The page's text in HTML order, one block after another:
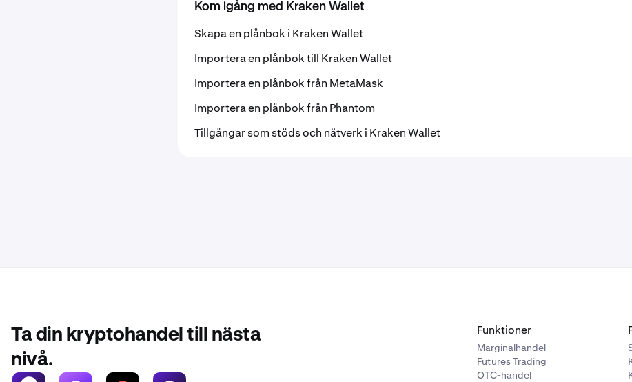
Kom igång med Kraken Wallet
Skapa en plånbok i Kraken Wallet
Importera en plånbok till Kraken Wallet
Importera en plånbok från MetaMask
Importera en plånbok från Phantom
Tillgångar som stöds och nätverk i Kraken Wallet
Ta din kryptohandel till nästa
nivå.
Funktioner
Marginalhandel
Futures Trading
OTC-handel